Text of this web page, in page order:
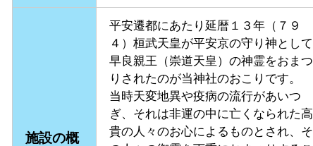
施設の概
平安遷都にあたり延暦１３年（７９
４）桓武天皇が平安京の守り神として
早良親王（崇道天皇）の神霊をおまつ
りされたのが当神社のおこりです。
当時天変地異や疫病の流行があいつ
ぎ、それは非運の中に亡くなられた高
貴の人々のお心によるものとされ、そ